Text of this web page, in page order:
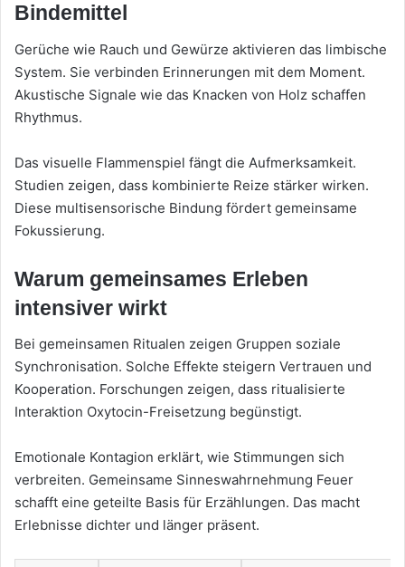
Bindemittel
Gerüche wie Rauch und Gewürze aktivieren das limbische
System. Sie verbinden Erinnerungen mit dem Moment.
Akustische Signale wie das Knacken von Holz schaffen
Rhythmus.
Das visuelle Flammenspiel fängt die Aufmerksamkeit.
Studien zeigen, dass kombinierte Reize stärker wirken.
Diese multisensorische Bindung fördert gemeinsame
Fokussierung.
Warum gemeinsames Erleben
intensiver wirkt
Bei gemeinsamen Ritualen zeigen Gruppen soziale
Synchronisation. Solche Effekte steigern Vertrauen und
Kooperation. Forschungen zeigen, dass ritualisierte
Interaktion Oxytocin-Freisetzung begünstigt.
Emotionale Kontagion erklärt, wie Stimmungen sich
verbreiten. Gemeinsame Sinneswahrnehmung Feuer
schafft eine geteilte Basis für Erzählungen. Das macht
Erlebnisse dichter und länger präsent.